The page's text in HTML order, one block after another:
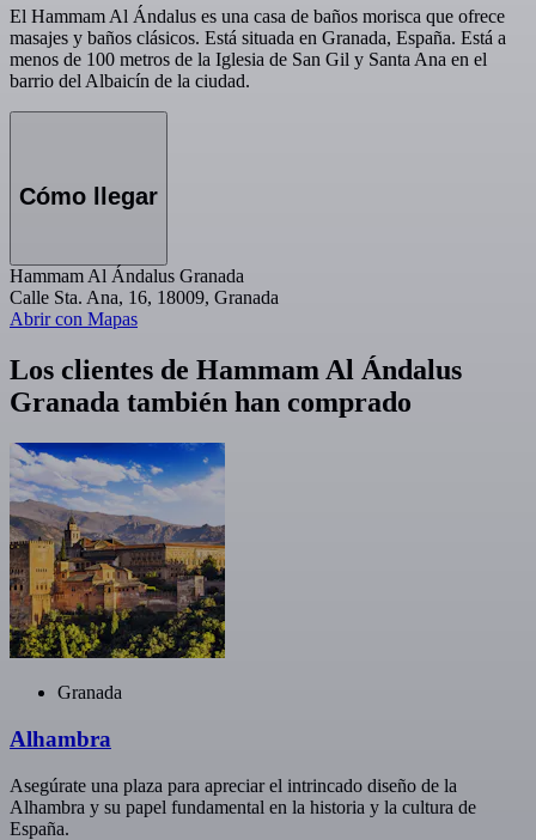
El Hammam Al Ándalus es una casa de baños morisca que ofrece
masajes y baños clásicos. Está situada en Granada, España. Está a
menos de 100 metros de la Iglesia de San Gil y Santa Ana en el
barrio del Albaicín de la ciudad.
Cómo llegar
Hammam Al Ándalus Granada
Calle Sta. Ana, 16, 18009, Granada
Abrir con Mapas
Los clientes de Hammam Al Ándalus
Granada también han comprado
Granada
Alhambra
Asegúrate una plaza para apreciar el intrincado diseño de la
Alhambra y su papel fundamental en la historia y la cultura de
España.